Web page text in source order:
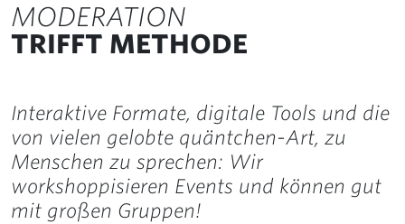
MODERATION
TRIFFT METHODE
Interaktive Formate, digitale Tools und die
von vielen gelobte quäntchen-Art, zu
Menschen zu sprechen: Wir
workshoppisieren Events und können gut
mit großen Gruppen!